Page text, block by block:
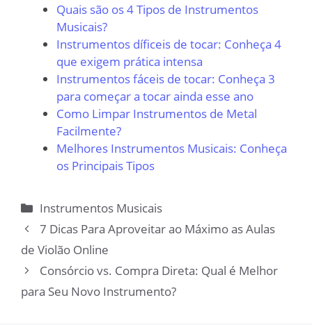
Quais são os 4 Tipos de Instrumentos
Musicais?
Instrumentos díficeis de tocar: Conheça 4
que exigem prática intensa
Instrumentos fáceis de tocar: Conheça 3
para começar a tocar ainda esse ano
Como Limpar Instrumentos de Metal
Facilmente?
Melhores Instrumentos Musicais: Conheça
os Principais Tipos
Categorias
Instrumentos Musicais
7 Dicas Para Aproveitar ao Máximo as Aulas
de Violão Online
Consórcio vs. Compra Direta: Qual é Melhor
para Seu Novo Instrumento?